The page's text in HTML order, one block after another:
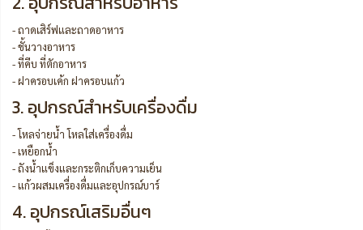
- ถาดเสิร์ฟและถาดอาหาร
- ชั้นวางอาหาร
- ที่คีบ ที่ตักอาหาร
- ฝาครอบเค้ก ฝาครอบแก้ว
3. อุปกรณ์สำหรับเครื่องดื่ม
- โหลจ่ายน้ำ โหลใส่เครื่องดื่ม
- เหยือกน้ำ
- ถังน้ำแข็งและกระติกเก็บความเย็น
- แก้วผสมเครื่องดื่มและอุปกรณ์บาร์
4. อุปกรณ์เสริมอื่นๆ